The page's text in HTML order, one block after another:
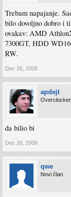
Trebam napajanje.
bilo dovoljno dobro i
ovakav: AMD
7300GT, HDD
RW.
Dec 26, 2008
apdejt
Overclocker
da bilio bi
Dec 26, 2008
qwe
Novi član